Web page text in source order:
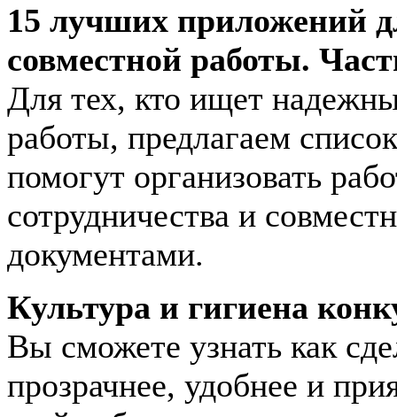
15 лучших приложений
совместной работы.
Для тех, кто ищет
работы, предлагаем
помогут организовать
сотрудничества и
документами.
Культура и гигиена
Вы сможете узнать как
прозрачнее, удобнее и